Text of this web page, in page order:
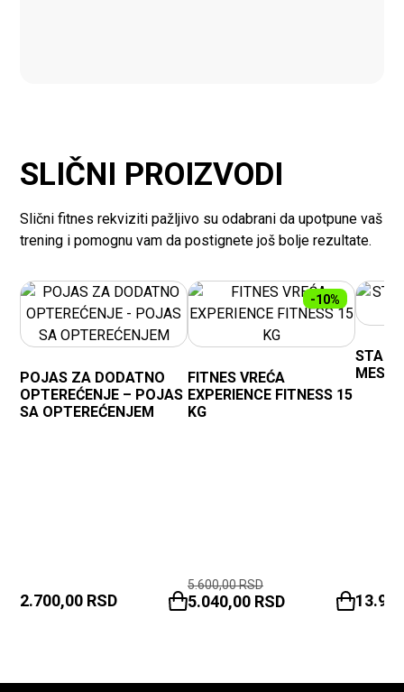
SLIČNI PROIZVODI
Slični fitnes rekviziti pažljivo su odabrani da upotpune vaš
trening i pomognu vam da postignete još bolje rezultate.
POJAS ZA DODATNO
OPTEREĆENJE – POJAS
SA OPTEREĆENJEM
2.700,00 RSD
-10%
FITNES VREĆA
EXPERIENCE FITNESS 15
KG
5.600,00RSD
5.040,00 RSD
MESTA